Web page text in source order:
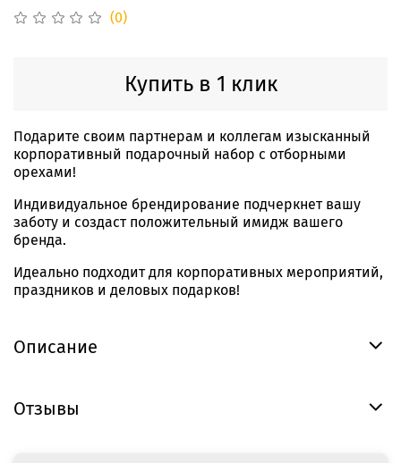
(0)
Купить в 1 клик
Подарите своим партнерам и коллегам изысканный
корпоративный подарочный набор с отборными
орехами!
Индивидуальное брендирование подчеркнет вашу
заботу и создаст положительный имидж вашего
бренда.
Идеально подходит для корпоративных мероприятий,
праздников и деловых подарков!
Описание
Отзывы